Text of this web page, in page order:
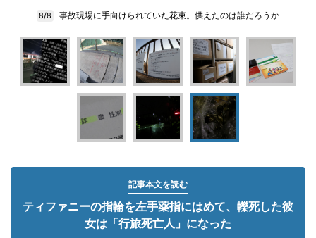
8/8 事故現場に手向けられていた花束。供えたのは誰だろうか
記事本文を読む
ティファニーの指輪を左手薬指にはめて、轢死した彼
女は「行旅死亡人」になった